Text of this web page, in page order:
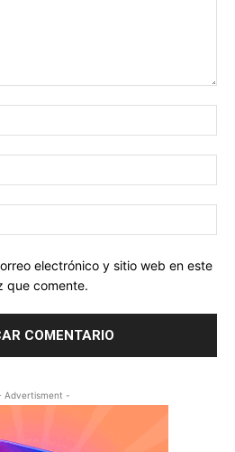
electrónico y sitio web en este
que comente.
Advertisment -